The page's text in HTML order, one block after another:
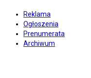
Reklama
Ogłoszenia
Prenumerata
Archiwum